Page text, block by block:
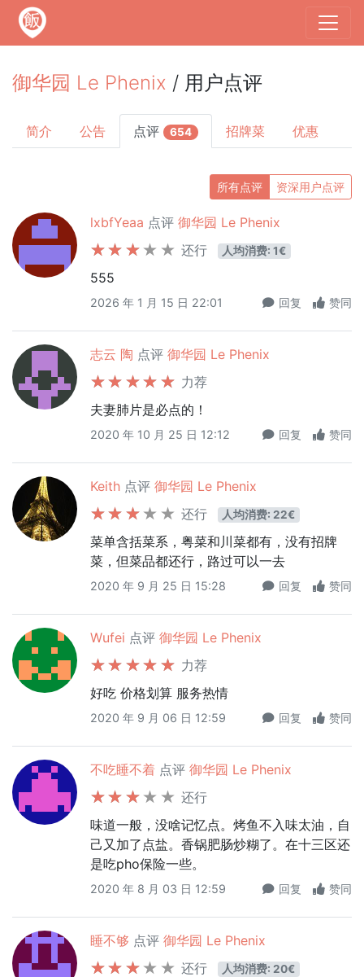
御华园 Le Phenix / 用户点评
简介 公告 点评 654 招牌菜 优惠
所有点评 资深用户点评
lxbfYeaa 点评 御华园 Le Phenix
还行
人均消费: 1€
555
2026 年 1 月 15 日 22:01 回复 赞同
志云 陶 点评 御华园 Le Phenix
力荐
夫妻肺片是必点的！
2020 年 10 月 25 日 12:12 回复 赞同
Keith 点评 御华园 Le Phenix
还行
人均消费: 22€
菜单含括菜系，粤菜和川菜都有，没有招牌
菜，但菜品都还行，路过可以一去
2020 年 9 月 25 日 15:28 回复 赞同
Wufei 点评 御华园 Le Phenix
力荐
好吃 价格划算 服务热情
2020 年 9 月 06 日 12:59 回复 赞同
不吃睡不着 点评 御华园 Le Phenix
还行
味道一般，没啥记忆点。烤鱼不入味太油，自
己又加了点盐。香锅肥肠炒糊了。在十三区还
是吃pho保险一些。
2020 年 8 月 03 日 12:59 回复 赞同
睡不够 点评 御华园 Le Phenix
还行
人均消费: 20€